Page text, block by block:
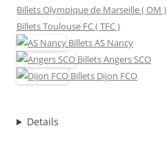
Billets Olympique de Marseille ( OM )
Billets Toulouse FC ( TFC )
BilletsAS Nancy
BilletsAngers SCO
Billets Dijon FCO
Details